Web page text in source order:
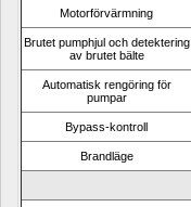
Motorförvärmning
Brutet pumphjul och detektering
av brutet bälte
Automatisk rengöring för
pumpar
Bypass-kontroll
Brandläge